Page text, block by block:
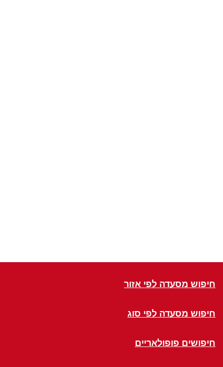
חיפוש מסעדה לפי אזור
חיפוש מסעדה לפי סוג
חיפושים פופולאריים